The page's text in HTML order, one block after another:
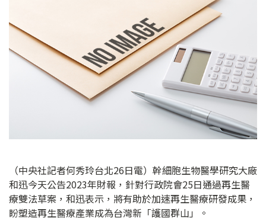
（中央社記者何秀玲台北26日電）幹細胞生物醫學研究大廠
和迅今天公告2023年財報，針對行政院會25日通過再生醫
療雙法草案，和迅表示，將有助於加速再生醫療研發成果，
盼塑造再生醫療產業成為台灣新「護國群山」。